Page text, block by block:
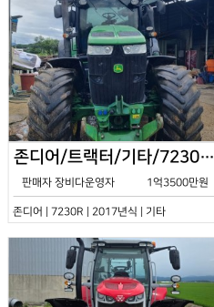
존디어/트랙터/기타/7230R/2017년식
판매자 장비다운영자 1억3500만원
존디어 | 7230R | 2017년식 | 기타